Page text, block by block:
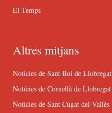
El Temps
Altres mitjans
Notícies de Sant Boi de Llobregat
Notícies de Cornellà de Llobregat
Notícies de Sant Cugat del Vallès